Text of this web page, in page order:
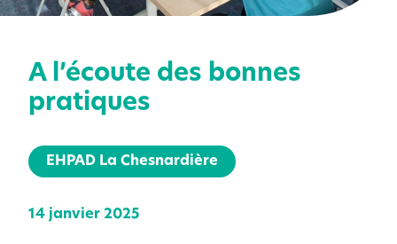
A l’écoute des bonnes
pratiques
EHPAD La Chesnardière
14 janvier 2025